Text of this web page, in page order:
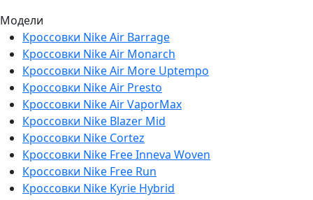
Модели
Кроссовки Nike Air Barrage
Кроссовки Nike Air Monarch
Кроссовки Nike Air More Uptempo
Кроссовки Nike Air Presto
Кроссовки Nike Air VaporMax
Кроссовки Nike Blazer Mid
Кроссовки Nike Cortez
Кроссовки Nike Free Inneva Woven
Кроссовки Nike Free Run
Кроссовки Nike Kyrie Hybrid